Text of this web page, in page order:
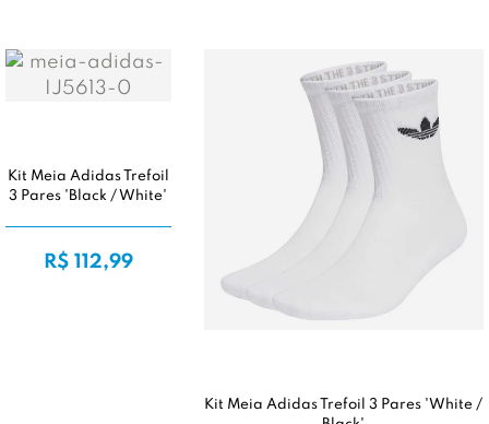
Kit Meia Adidas Trefoil
3 Pares 'Black / White'
R$ 112,99
Kit Meia Adidas Trefoil 3 Pares 'White /